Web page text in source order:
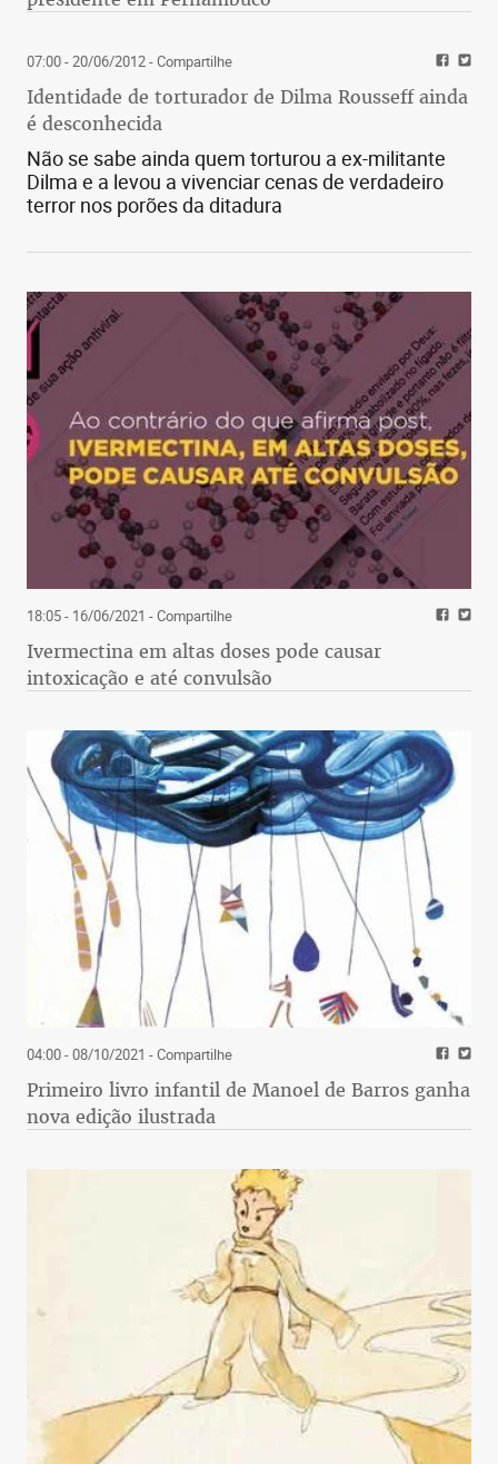
07:00 - 20/06/2012- Compartilhe
Identidade de torturador de Dilma Rousseff ainda
é desconhecida
Não se sabe ainda quem torturou a ex-militante
Dilma e a levou a vivenciar cenas de verdadeiro
terror nos porões da ditadura
18:05 - 16/06/2021 - Compartilhe
Ivermectina em altas doses pode causar
intoxicação e até convulsão
04:00 - 08/10/2021 - Compartilhe
Primeiro livro infantil de Manoel de Barros ganha
nova edição ilustrada